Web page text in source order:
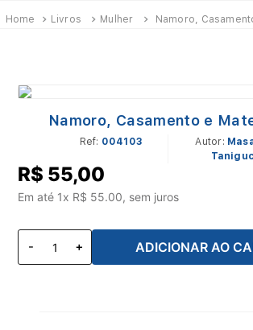
Livros Mulher Namoro,
Namoro, Casamento e
Ref: 004103
R$ 55,00
Em até 1x R$ 55.00, sem juros
ADICIONAR AO